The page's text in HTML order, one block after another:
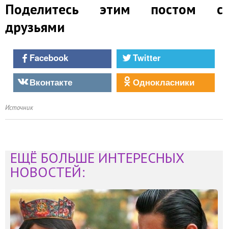
Поделитесь этим постом с
друзьями
Facebook
Twitter
Вконтакте
Однокласники
Источник
ЕЩЁ БОЛЬШЕ ИНТЕРЕСНЫХ
НОВОСТЕЙ: